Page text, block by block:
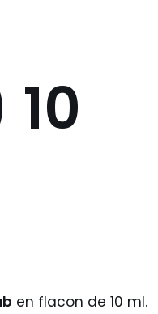
en flacon de 10 ml.